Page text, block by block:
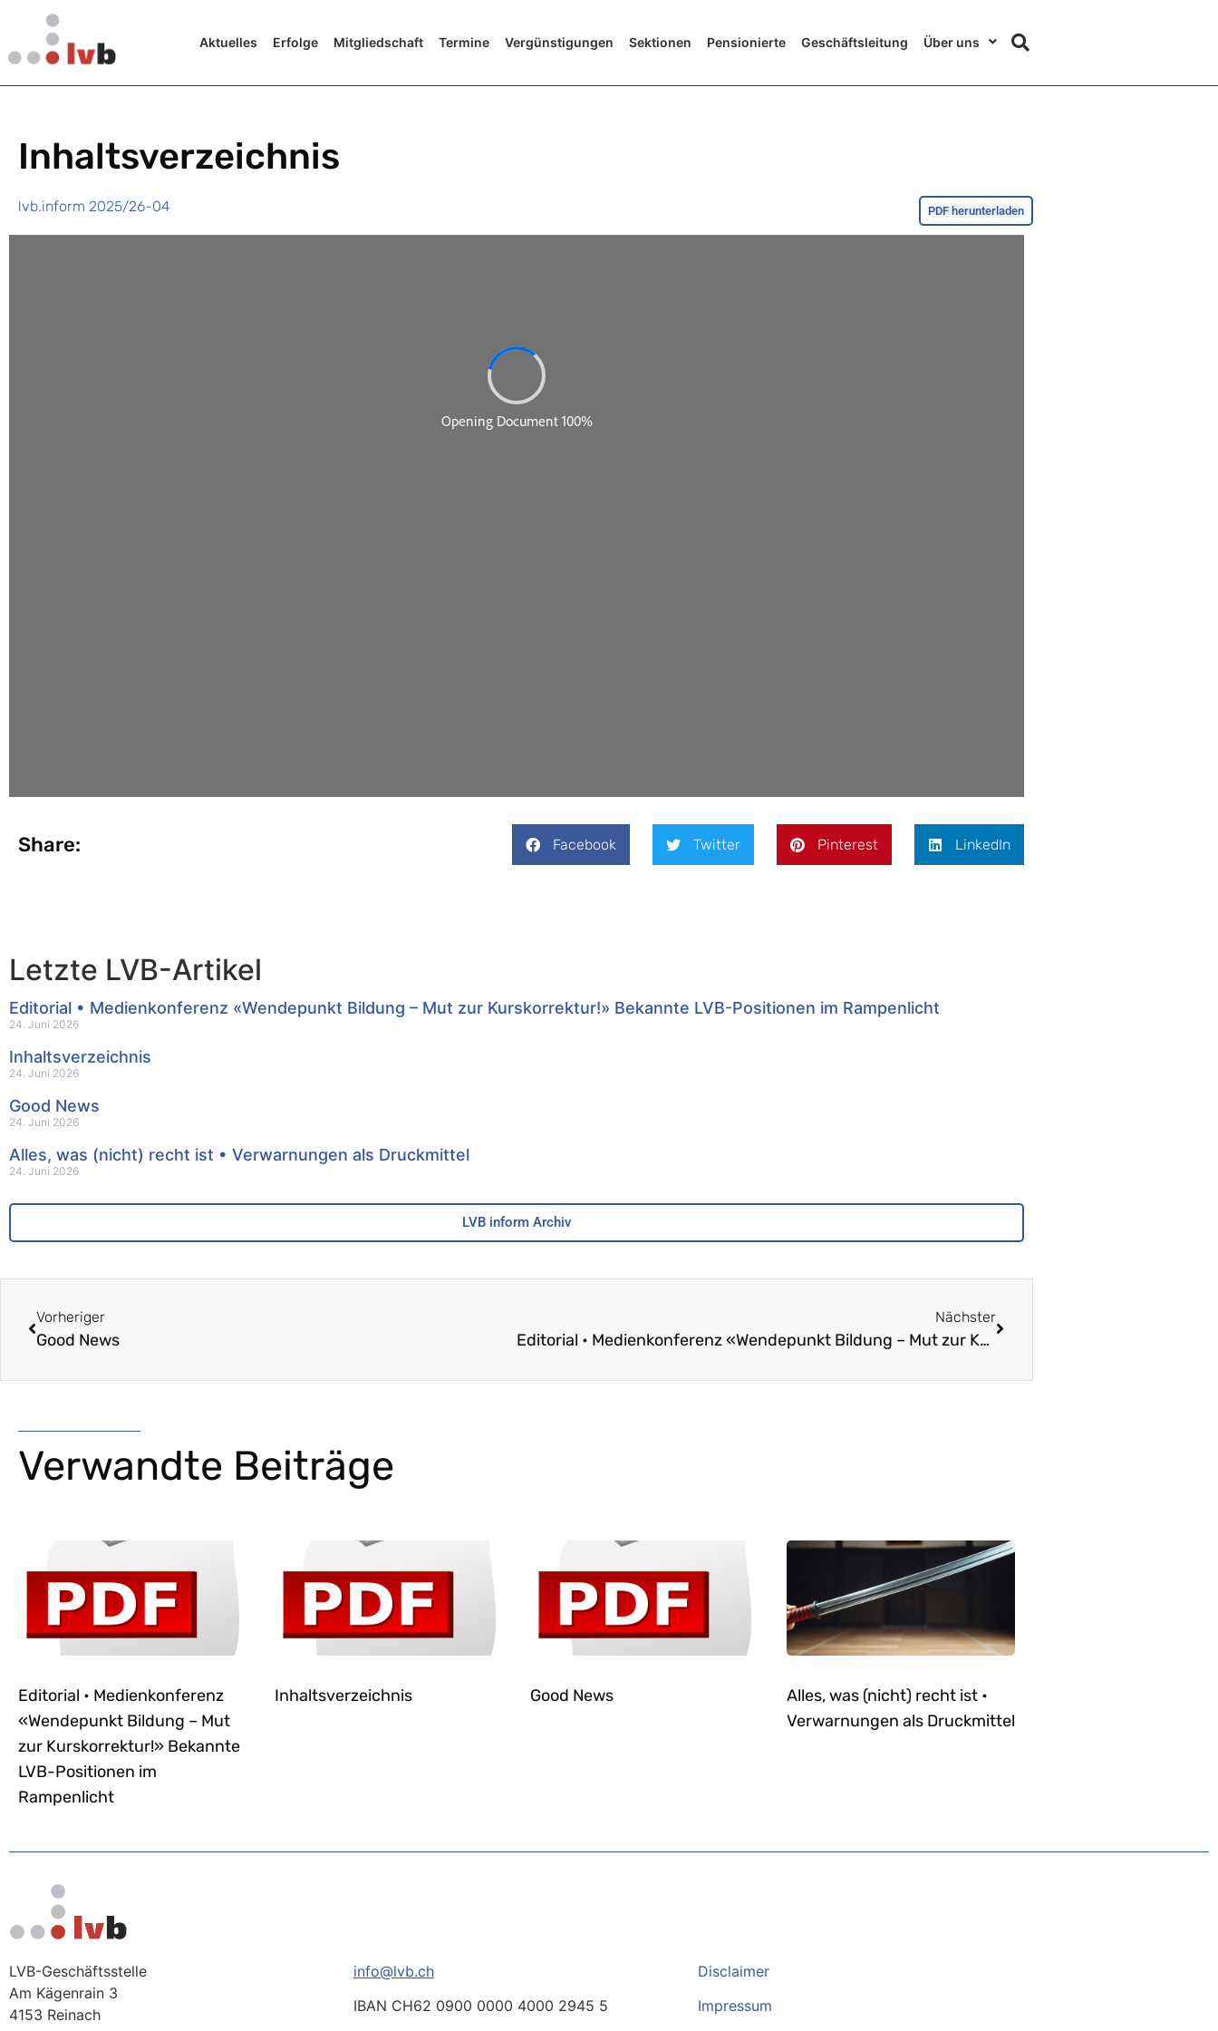
Aktuelles Erfolge Mitgliedschaft Termine Vergünstigungen Sektionen Pensionierte Geschäftsleitung Über uns
Inhaltsverzeichnis
lvb.inform 2025/26-04 PDF herunterladen
Share: Facebook Twitter Pinterest LinkedIn
Letzte LVB-Artikel
Editorial • Medienkonferenz «Wendepunkt Bildung – Mut zur Kurskorrektur!» Bekannte LVB-Positionen im Rampenlicht
24. Juni 2026
Inhaltsverzeichnis
24. Juni 2026
Good News
24. Juni 2026
Alles, was (nicht) recht ist • Verwarnungen als Druckmittel
24. Juni 2026
LVB inform Archiv
Vorheriger
Good News
Nächster
Editorial • Medienkonferenz «Wendepunkt Bildung – Mut zur Kurskorrektur!» Bekannte LVB-Positionen im Rampenlicht
Verwandte Beiträge
Editorial • Medienkonferenz
«Wendepunkt Bildung – Mut
zur Kurskorrektur!» Bekannte
LVB-Positionen im
Rampenlicht
Inhaltsverzeichnis Good News
Alles, was (nicht) recht ist •
Verwarnungen als Druckmittel
LVB-Geschäftsstelle
Am Kägenrain 3
4153 Reinach
info@lvb.ch
IBAN CH62 0900 0000 4000 2945 5
Disclaimer
Impressum